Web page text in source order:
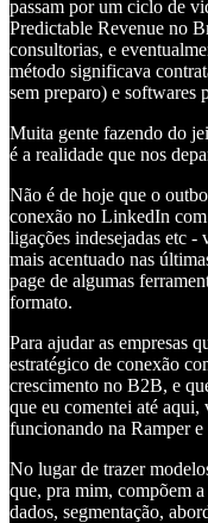
passam por um ciclo de
Predictable Revenue no
consultorias, e
método significava
sem preparo) e softwares
Muita gente fazendo do
é a realidade que nos
Não é de hoje que o
conexão no LinkedIn com
ligações indesejadas etc
mais acentuado nas
page de algumas
formato.
Para ajudar as empresas
estratégico de conexão
crescimento no B2B, e
que eu comentei até
funcionando na Ramper e
No lugar de trazer
que, pra mim, compõem
dados, segmentação,